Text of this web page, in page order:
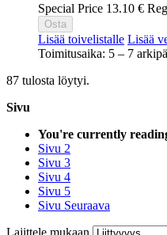
Special Price 13.10 €
Osta
Lisää toivelistalle Lisää
Toimitusaika: 5 – 7
87 tulosta löytyi.
Sivu
You're currently
Sivu 2
Sivu 3
Sivu 4
Sivu 5
Sivu Seuraava
Lajittele mukaan